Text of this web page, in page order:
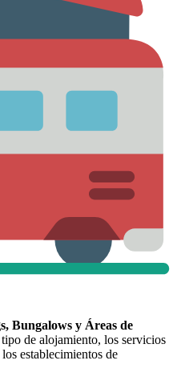
Bungalows y Áreas de
de alojamiento, los servicios
establecimientos de